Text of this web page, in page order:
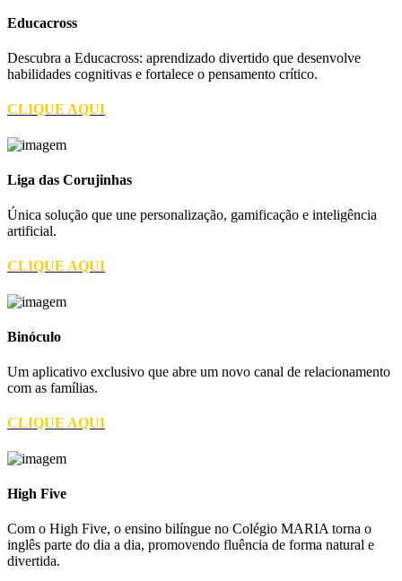
Educacross
Descubra a Educacross: aprendizado divertido que desenvolve
habilidades cognitivas e fortalece o pensamento crítico.
CLIQUE AQUI
Liga das Corujinhas
Única solução que une personalização, gamificação e inteligência
artificial.
CLIQUE AQUI
Binóculo
Um aplicativo exclusivo que abre um novo canal de relacionamento
com as famílias.
CLIQUE AQUI
High Five
Com o High Five, o ensino bilíngue no Colégio MARIA torna o
inglês parte do dia a dia, promovendo fluência de forma natural e
divertida.